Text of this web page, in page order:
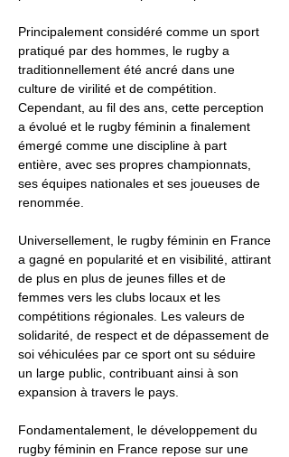
Principalement considéré comme un sport
pratiqué par des hommes, le rugby a
traditionnellement été ancré dans une
culture de virilité et de compétition.
Cependant, au fil des ans, cette perception
a évolué et le rugby féminin a finalement
émergé comme une discipline à part
entière, avec ses propres championnats,
ses équipes nationales et ses joueuses de
renommée.
Universellement, le rugby féminin en France
a gagné en popularité et en visibilité, attirant
de plus en plus de jeunes filles et de
femmes vers les clubs locaux et les
compétitions régionales. Les valeurs de
solidarité, de respect et de dépassement de
soi véhiculées par ce sport ont su séduire
un large public, contribuant ainsi à son
expansion à travers le pays.
Fondamentalement, le développement du
rugby féminin en France repose sur une